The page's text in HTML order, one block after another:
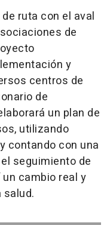
ruta con el aval
de
y
centros de
de
un plan de
utilizando
contando con una
seguimiento de
cambio real y
salud.